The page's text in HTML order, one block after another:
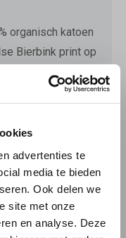
advertenties te
media te bieden
Ook delen we
site met onze
en analyse. Deze
organisch katoen
Bierbink print op
voor bier
(DEZE OPTIE IS